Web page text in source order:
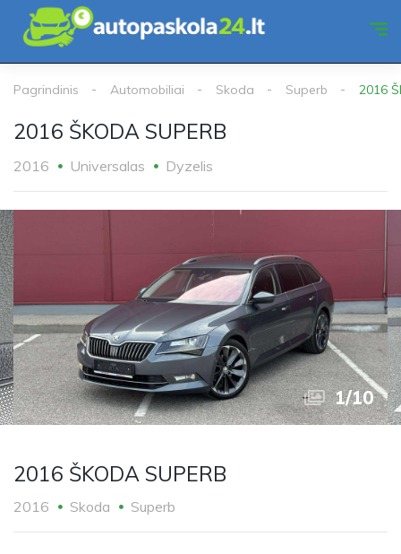
Pagrindinis Automobiliai Skoda Superb 2016
2016 ŠKODA SUPERB
2016 Universalas Dyzelis
1/10
2016 ŠKODA SUPERB
2016 Skoda Superb